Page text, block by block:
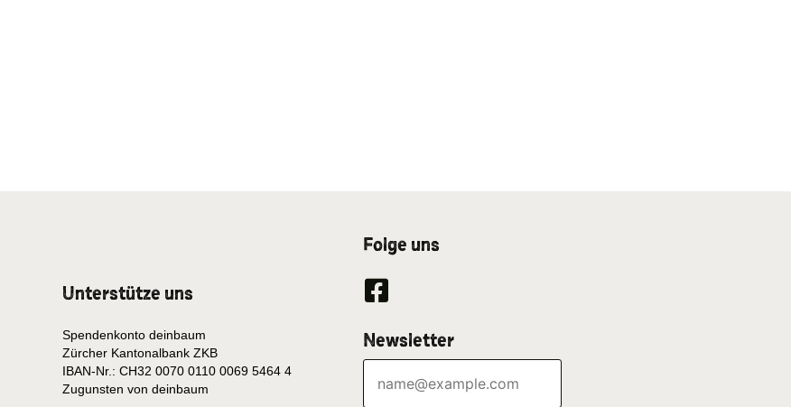
Unterstütze uns
Spendenkonto deinbaum
Zürcher Kantonalbank ZKB
IBAN-Nr.: CH32 0070 0110 0069 5464 4
Zugunsten von deinbaum
Folge uns
Newsletter